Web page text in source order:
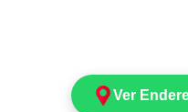
Ver